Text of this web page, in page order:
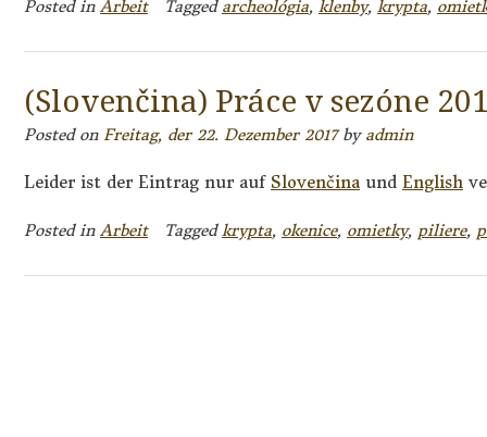
Posted inArbeit Tagged archeológia, klenby, krypta,
(Slovenčina) Práce v sezóne
Posted on Freitag, der 22. Dezember 2017by admin
Leider ist der Eintrag nur auf Slovenčina und English
Posted inArbeit Taggedkrypta, okenice, omietky, piliere,